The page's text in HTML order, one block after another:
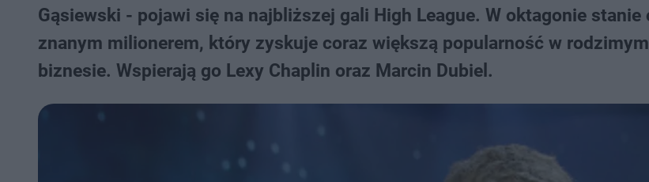
Gąsiewski - pojawi się na najbliższej gali High League. W oktagonie stanie
znanym milionerem, który zyskuje coraz większą popularność w
biznesie. Wspierają go Lexy Chaplin oraz Marcin Dubiel.